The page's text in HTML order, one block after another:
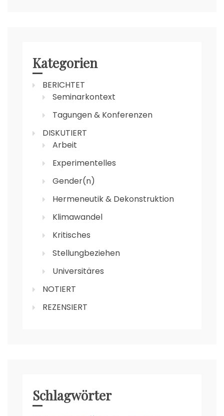
Kategorien
BERICHTET
Seminarkontext
Tagungen & Konferenzen
DISKUTIERT
Arbeit
Experimentelles
Gender(n)
Hermeneutik & Dekonstruktion
Klimawandel
Kritisches
Stellungbeziehen
Universitäres
NOTIERT
REZENSIERT
Schlagwörter